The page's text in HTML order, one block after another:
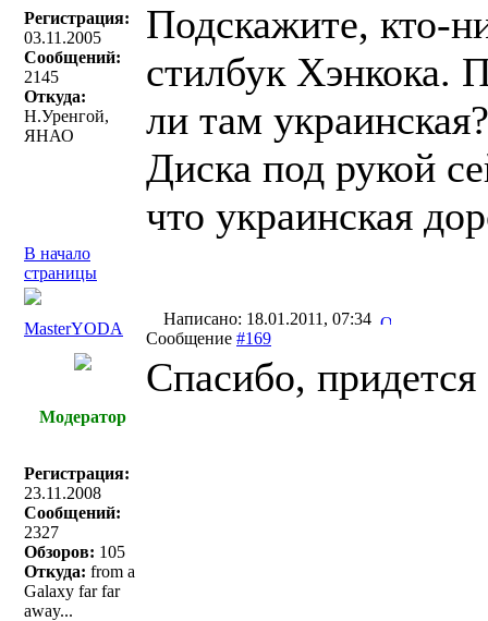
Регистрация:
03.11.2005
Сообщений:
2145
Откуда:
Н.Уренгой,
ЯНАО
Подскажите, кто-
стилбук Хэнкока.
ли там украинская?
Диска под рукой
что украинская
В начало
страницы
MasterYODA
Написано: 18.01.2011, 07:34
Сообщение #169
Модератор
Регистрация:
23.11.2008
Сообщений:
2327
Обзоров: 105
Откуда: from a
Galaxy far far
away...
Спасибо, придется